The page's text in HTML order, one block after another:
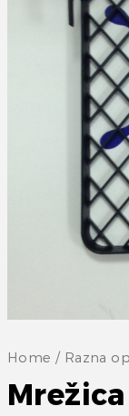
Home / Razna